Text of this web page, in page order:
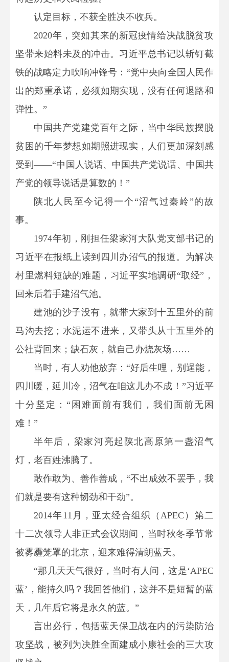
认定目标，不获全胜决不收兵。
2020年，突如其来的新冠疫情给决战脱贫攻
坚带来始料未及的冲击。习近平总书记以斩钉截
铁的战略定力吹响冲锋号：“党中央向全国人民作
出的郑重承诺，必须如期实现，没有任何退路和
弹性。”
中国共产党建党百年之际，当中华民族摆脱
贫困的千年梦想如期照进现实，人们更加深刻感
受到——“中国人说话、中国共产党说话、中国共
产党的领导说话是算数的！”
陕北人民至今记得一个“沼气过秦岭”的故
事。
1974年初，刚担任梁家河大队党支部书记的
习近平在报纸上读到四川办沼气的报道。为解决
村里燃料短缺的难题，习近平实地调研“取经”，
回来后着手建沼气池。
建池的沙子没有，就带大家到十五里外的前
马沟去挖；水泥运不进来，又带头从十五里外的
公社背回来；缺石灰，就自己办烧灰场……
当时，有人劝他放弃：“好后生哩，别逞能，
四川暖，延川冷，沼气在咱这儿办不成！”习近平
十分坚定：“困难面前有我们，我们面前无困
难！”
半年后，梁家河亮起陕北高原第一盏沼气
灯，老百姓沸腾了。
敢作敢为、善作善成，“不出成效不罢手，我
们就是要有这种韧劲和干劲”。
2014年11月，亚太经合组织（APEC）第二
十二次领导人非正式会议期间，当时秋冬季节常
被雾霾笼罩的北京，迎来难得清朗蓝天。
“那几天天气很好，当时有人问，这是‘APEC
蓝’，能持久吗？我回答他们，这并不是短暂的蓝
天，几年后它将是永久的蓝。”
言出必行，包括蓝天保卫战在内的污染防治
攻坚战，被列为决胜全面建成小康社会的三大攻